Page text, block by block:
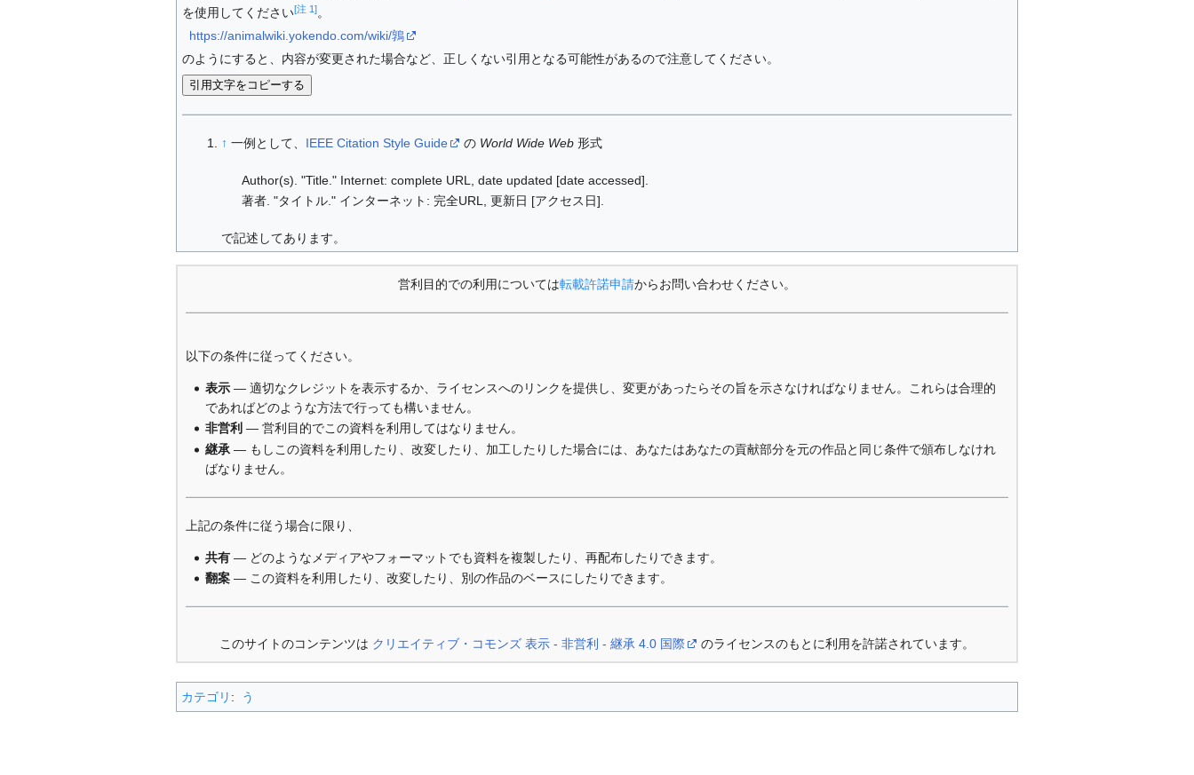
を使用してください[注 1]。
https://animalwiki.yokendo.com/wiki/鶉
のようにすると、内容が変更された場合など、正しくない引用となる可能性があるので注意してください。
引用文字をコピーする
↑ 一例として、 IEEE Citation Style Guide の World Wide Web 形式
Author(s). "Title." Internet: complete URL, date updated [date accessed].
著者. "タイトル." インターネット: 完全URL, 更新日 [アクセス日].
で記述してあります。
営利目的での利用については転載許諾申請からお問い合わせください。
以下の条件に従ってください。
表示 — 適切なクレジットを表示するか、ライセンスへのリンクを提供し、変更があったらその旨を示さなければなりません。これらは合理的
であればどのような方法で行っても構いません。
非営利 — 営利目的でこの資料を利用してはなりません。
継承 — もしこの資料を利用したり、改変したり、加工したりした場合には、あなたはあなたの貢献部分を元の作品と同じ条件で頒布しなけれ
ばなりません。
上記の条件に従う場合に限り、
共有 — どのようなメディアやフォーマットでも資料を複製したり、再配布したりできます。
翻案 — この資料を利用したり、改変したり、別の作品のベースにしたりできます。
このサイトのコンテンツは クリエイティブ・コモンズ 表示 - 非営利 - 継承 4.0 国際 のライセンスのもとに利用を許諾されています。
カテゴリ : う